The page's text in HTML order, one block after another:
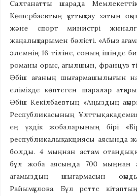
Салтанатты шарада
Көшербаевтың құттықтау хатын
және спорт министрі
жаңалықтарымен бөлісті. «Абыз
әлемнің 16 тіліне, соның ішінде
романы орыс, ағылшын, француз
Әбіш ағаның шығармашылығын
елімізде көптеген шаралар
Әбіш Кекілбаевтың «Аңыздың
Республикасының Ұлттық
ең үздік жобаларының бірі
республикалық акциясы аясында
болды. 4 мыңнан астам отандық
бұл жоба аясында 700 мыңнан
ағамыздың шығармасын
Райымқұлова. Бұл ретте